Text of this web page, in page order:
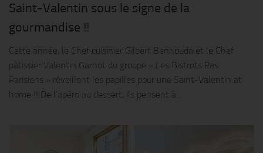
Saint-Valentin sous le signe de la
gourmandise !!
Cette année, le Chef cuisinier Gilbert Benhouda et le Chef
pâtissier Valentin Garnot du groupe « Les Bistrots Pas
Parisiens » réveillent les papilles pour une Saint-Valentin at
home !! De l’apéro au dessert, ils pensent à...